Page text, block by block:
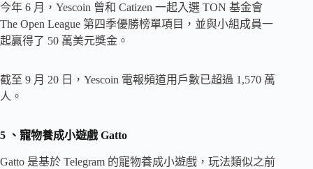
今年 6 月，Yescoin 曾和 Catizen 一起入選 TON 基金會
The Open League 第四季優勝榜單項目，並與小組成員一
起贏得了 50 萬美元獎金。
截至 9 月 20 日，Yescoin 電報頻道用戶數已超過 1,570 萬
人。
5 、寵物養成小遊戲 Gatto
Gatto 是基於 Telegram 的寵物養成小遊戲，玩法類似之前